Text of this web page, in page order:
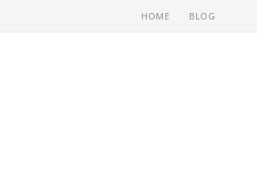
HOME BLOG